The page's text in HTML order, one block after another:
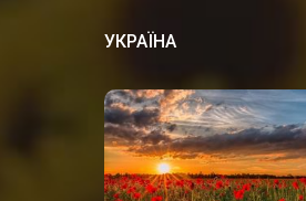
УКРАЇНА